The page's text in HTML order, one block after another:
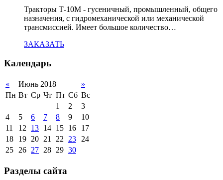
Тракторы Т-10М - гусеничный, промышленный, общего
назначения, с гидромеханической или механической
трансмиссией. Имеет большое количество…
ЗАКАЗАТЬ
Календарь
« Июнь 2018
»
Пн Вт Ср Чт Пт Сб Вс
1
2
3
4
5 6 7 8 9
10
11
12 13 14 15 16
17
18
19 20 21 22 23
24
25
26 27 28 29 30
Разделы сайта